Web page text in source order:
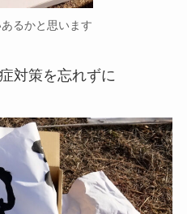
るかと思います
対策を忘れずに